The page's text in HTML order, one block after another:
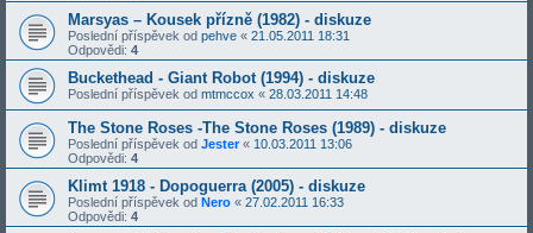
Marsyas – Kousek přízně (1982) - diskuze
Poslední příspěvek od pehve « 21.05.2011 18:31
Odpovědi: 4
Buckethead - Giant Robot (1994) - diskuze
Poslední příspěvek od mtmccox « 28.03.2011 14:48
The Stone Roses -The Stone Roses (1989) - diskuze
Poslední příspěvek od Jester« 10.03.2011 13:06
Odpovědi: 4
Klimt 1918 - Dopoguerra (2005) - diskuze
Poslední příspěvek od Nero « 27.02.2011 16:33
Odpovědi: 4